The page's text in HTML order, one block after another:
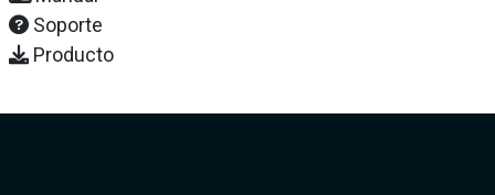
Soporte
Producto